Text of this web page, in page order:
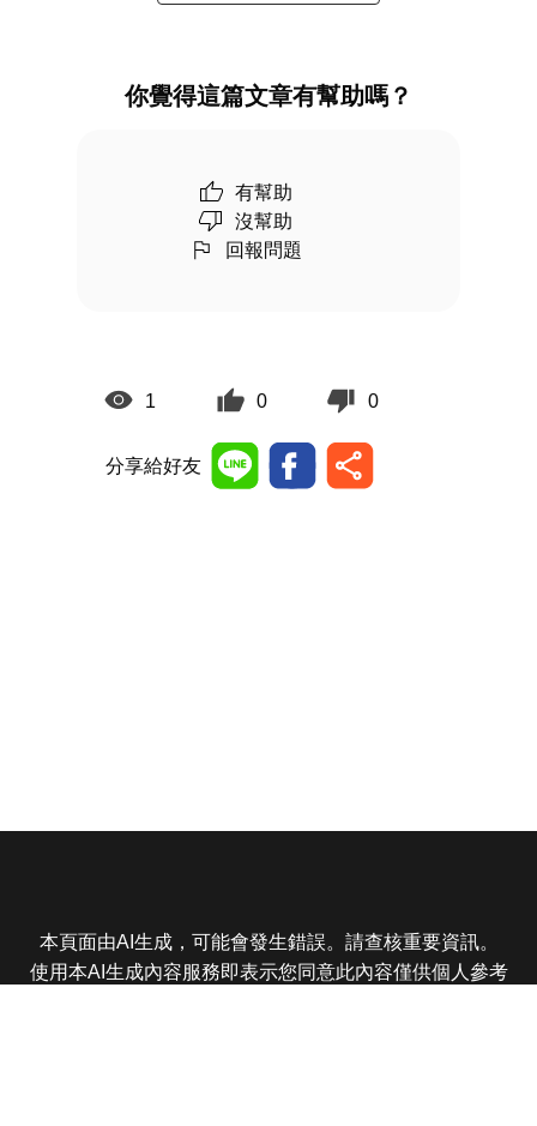
你覺得這篇文章有幫助嗎？
有幫助
沒幫助
回報問題
1 0 0
分享給好友
本頁面由AI生成，可能會發生錯誤。請查核重要資訊。
使用本AI生成內容服務即表示您同意此內容僅供個人參考